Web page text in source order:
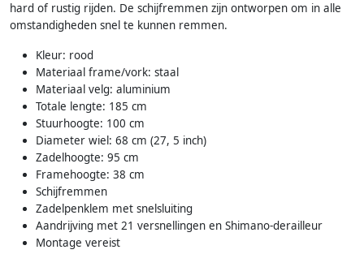
hard of rustig rijden. De schijfremmen zijn ontworpen om in alle
omstandigheden snel te kunnen remmen.
Kleur: rood
Materiaal frame/vork: staal
Materiaal velg: aluminium
Totale lengte: 185 cm
Stuurhoogte: 100 cm
Diameter wiel: 68 cm (27, 5 inch)
Zadelhoogte: 95 cm
Framehoogte: 38 cm
Schijfremmen
Zadelpenklem met snelsluiting
Aandrijving met 21 versnellingen en Shimano-derailleur
Montage vereist